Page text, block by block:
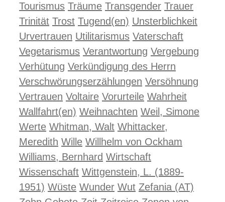
Tourismus Träume Transgender Trauer
Trinität Trost Tugend(en) Unsterblichkeit
Urvertrauen Utilitarismus Vaterschaft
Vegetarismus Verantwortung Vergebung
Verhütung Verkündigung des Herrn
Verschwörungserzählungen Versöhnung
Vertrauen Voltaire Vorurteile Wahrheit
Wallfahrt(en) Weihnachten Weil, Simone
Werte Whitman, Walt Whittacker,
Meredith Wille Willhelm von Ockham
Williams, Bernhard Wirtschaft
Wissenschaft Wittgenstein, L. (1889-
1951) Wüste Wunder Wut Zefania (AT)